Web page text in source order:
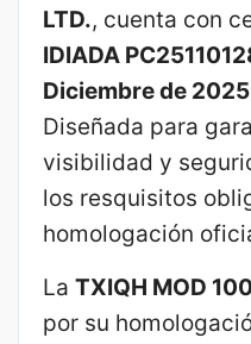
LTD., cuenta con
IDIADA
Diciembre de 2025
Diseñada para
visibilidad y
los resquisitos
homologación
La TXIQH MOD
por su